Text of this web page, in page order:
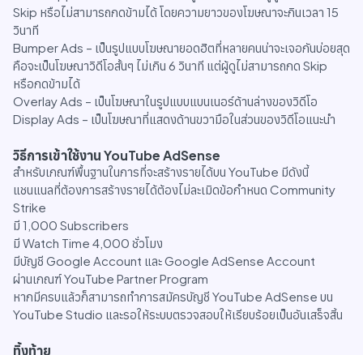
Skip หรือไม่สามารถกดข้ามได้ โดยความยาวของโฆษณาจะกินเวลา 15
วินาที
Bumper Ads – เป็นรูปแบบโฆษณายอดฮิตที่หลายคนน่าจะเจอกันบ่อยสุด
คือจะเป็นโฆษณาวิดีโอสั้นๆ ไม่เกิน 6 วินาที แต่ผู้ดูไม่สามารถกด Skip
หรือกดข้ามได้
Overlay Ads – เป็นโฆษณาในรูปแบบแบนเนอร์ด้านล่างของวิดีโอ
Display Ads – เป็นโฆษณาที่แสดงด้านขวามือในส่วนของวิดีโอแนะนำ
วิธีการเข้าใช้งาน YouTube AdSense
สำหรับเกณฑ์พื้นฐานในการที่จะสร้างรายได้บน YouTube มีดังนี้
แชนแนลที่ต้องการสร้างรายได้ต้องไม่ละเมิดข้อกำหนด Community
Strike
มี 1,000 Subscribers
มี Watch Time 4,000 ชั่วโมง
มีบัญชี Google Account และ Google AdSense Account
ผ่านเกณฑ์ YouTube Partner Program
หากมีครบแล้วก็สามารถทำการสมัครบัญชี YouTube AdSense บน
YouTube Studio และรอให้ระบบตรวจสอบให้เรียบร้อยเป็นอันเสร็จสิ้น
ทิ้งท้าย